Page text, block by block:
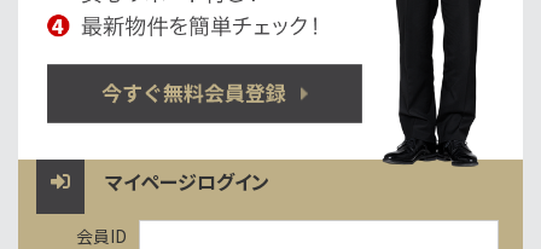
マイページログイン
会員ID